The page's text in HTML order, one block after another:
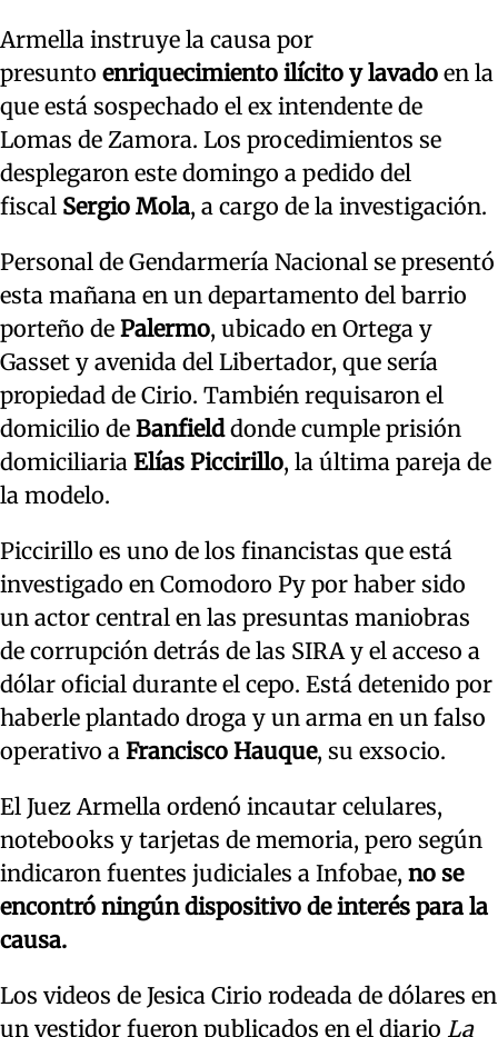
Armella instruye la causa por
presunto enriquecimiento ilícito y lavado en la
que está sospechado el ex intendente de
Lomas de Zamora. Los procedimientos se
desplegaron este domingo a pedido del
fiscal Sergio Mola, a cargo de la investigación.
Personal de Gendarmería Nacional se presentó
esta mañana en un departamento del barrio
porteño de Palermo, ubicado en Ortega y
Gasset y avenida del Libertador, que sería
propiedad de Cirio. También requisaron el
domicilio de Banfielddonde cumple prisión
domiciliaria Elías Piccirillo, la última pareja de
la modelo.
Piccirillo es uno de los financistas que está
investigado en Comodoro Py por haber sido
un actor central en las presuntas maniobras
de corrupción detrás de las SIRA y el acceso a
dólar oficial durante el cepo. Está detenido por
haberle plantado droga y un arma en un falso
operativo a Francisco Hauque, su exsocio.
El Juez Armella ordenó incautar celulares,
notebooks y tarjetas de memoria, pero según
indicaron fuentes judiciales a Infobae, no se
encontró ningún dispositivo de interés para la
causa.
Los videos de Jesica Cirio rodeada de dólares en
un vestidor fueron publicados en el diario La